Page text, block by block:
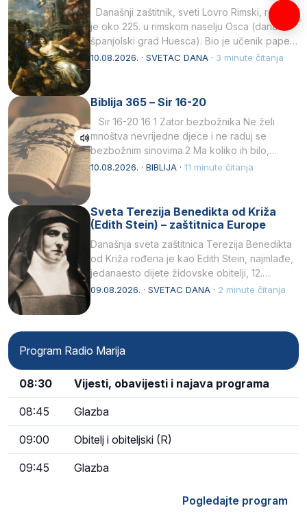
Današnji zaštitnik, sveti Lovro Rimski, rođen
je oko 225. u rimskom naselju Osca (danas
španjolski grad Huesca). Bio je učenik pape…
10.08.2026. · SVETAC DANA · 3 minute čitanja
Biblija 365 – Sir 16-20
Sir 16-20 16 1 Zator bezbožnika Ne želi
mnoštva nevrijedne djece i ne raduj se
bezbožnim sinovima.2 Ma koliko ih bilo,…
10.08.2026. · BIBLIJA · 11 minute čitanja
Sveta Terezija Benedikta od Križa
(Edith Stein) – zaštitnica Europe
Današnja sveta zaštitnica Terezija Benedikta
od Križa rođena je kao Edith Stein, najmlađe,
jedanaesto dijete židovske obitelji, 12.
listopada 1891, u Wrocławu…
09.08.2026. · SVETAC DANA · 2 minute čitanja
Program Radio Marija
08:30 Vijesti, obavijesti i najava programa
08:45 Glazba
09:00 Obitelj i obiteljski (R)
09:45 Glazba
Pogledajte program